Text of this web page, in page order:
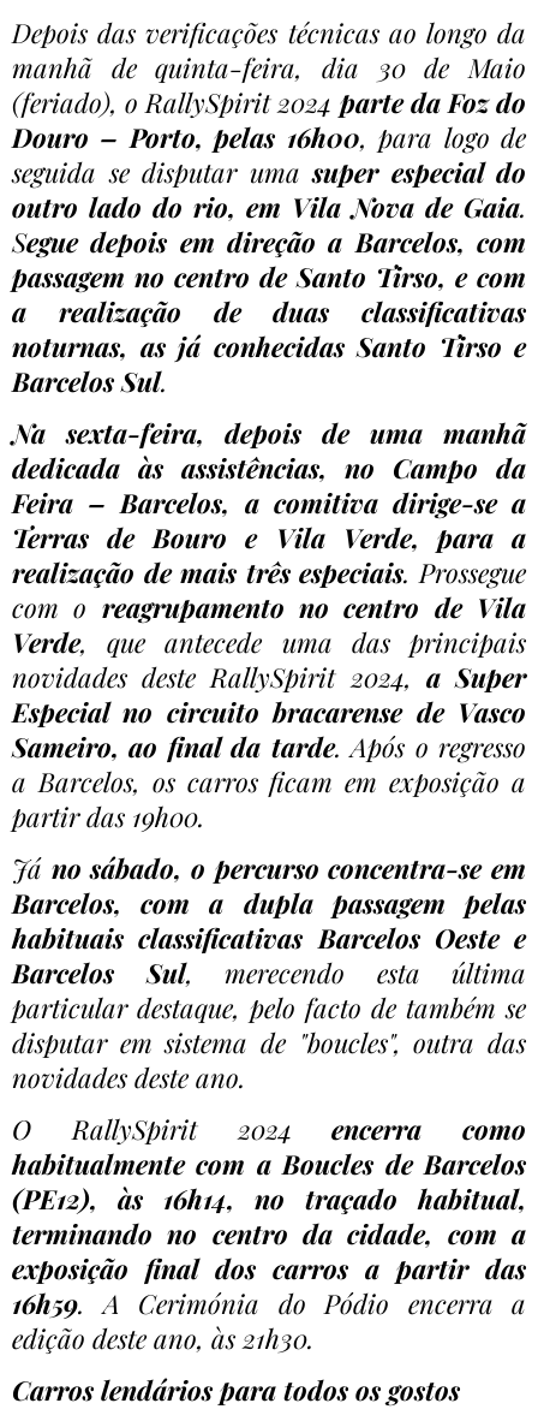
Depois das verificações técnicas ao longo da
manhã de quinta-feira, dia 30 de Maio
(feriado), o RallySpirit 2024 parte da Foz do
Douro – Porto, pelas 16h00, para logo de
seguida se disputar umasuper especial do
outro lado do rio, em Vila Nova de Gaia.
Segue depois em direção a Barcelos, com
passagem no centro de Santo Tirso, e com
a realização de duas classificativas
noturnas, as já conhecidas Santo Tirso e
Barcelos Sul.
Na sexta-feira, depois de uma manhã
dedicada às assistências, no Campo da
Feira – Barcelos, a comitiva dirige-se a
Terras de Bouro e Vila Verde, para a
realização de mais três especiais. Prossegue
com o reagrupamento no centro de Vila
Verde, que antecede uma das principais
novidades deste RallySpirit 2024, a Super
Especial no circuito bracarense de Vasco
Sameiro, ao final da tarde. Após o regresso
a Barcelos, os carros ficam em exposição a
partir das 19h00.
Já no sábado, o percurso concentra-se em
Barcelos, com a dupla passagem pelas
habituais classificativas Barcelos Oeste e
Barcelos Sul, merecendo esta última
particular destaque, pelo facto de também se
disputar em sistema de "boucles", outra das
novidades deste ano.
O RallySpirit 2024encerra como
habitualmente com a Boucles de Barcelos
(PE12), às 16h14, no traçado habitual,
terminando no centro da cidade, com a
exposição final dos carros a partir das
16h59. A Cerimónia do Pódio encerra a
edição deste ano, às 21h30.
Carros lendários para todos os gostos